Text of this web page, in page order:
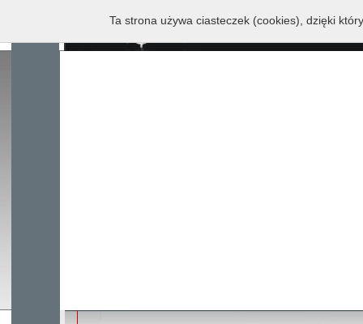
Ta strona używa ciasteczek (cookies), dzięki